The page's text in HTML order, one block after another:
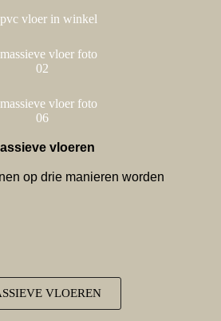
vloeren
op drie manieren worden
VLOEREN